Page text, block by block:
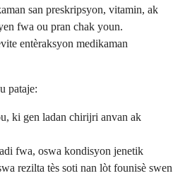
san preskripsyon, vitamin, ak
fwa ou pran chak youn.
entèraksyon medikaman
pataje:
ki gen ladan chirijri anvan ak
fwa, oswa kondisyon jenetik
rezilta tès soti nan lòt founisè swen